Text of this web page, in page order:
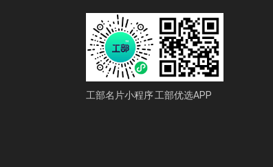
工部名片小程序工部优选APP